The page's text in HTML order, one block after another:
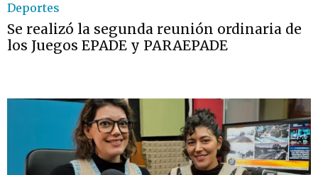
Deportes
Se realizó la segunda reunión ordinaria de
los Juegos EPADE y PARAEPADE